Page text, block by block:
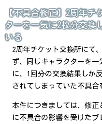
【不具合修正】2周年
ターを一気に2枚分交換
いる
2周年チケット交換所にて
ず、同じキャラクターを
に、1回分の交換結果しか
されてしまっていた不具合
本件につきましては、修
に不具合の影響を受けた